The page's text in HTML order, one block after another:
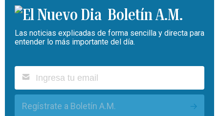
Boletín A.M.
Las noticias explicadas de forma sencilla y directa para
entender lo más importante del día.
Regístrate a Boletín A.M.